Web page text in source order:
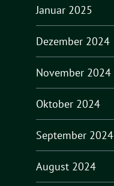
Januar 2025
Dezember 2024
November 2024
Oktober 2024
September 2024
August 2024